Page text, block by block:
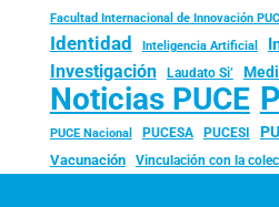
Facultad Internacional de Innovación
Identidad Inteligencia Artificial
Investigación Laudato Si’
Noticias PUCE
PUCE Nacional PUCESA PUCESI
Vacunación
Vinculación con la